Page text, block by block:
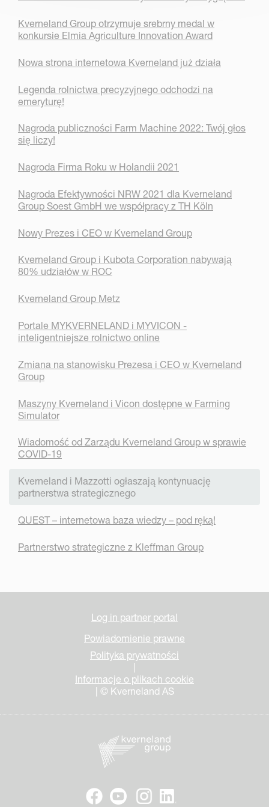
Kverneland Group otrzymuje srebrny medal w
konkursie Elmia Agriculture Innovation Award
Nowa strona internetowa Kverneland już działa
Legenda rolnictwa precyzyjnego odchodzi na
emeryturę!
Nagroda publiczności Farm Machine 2022: Twój głos
się liczy!
Nagroda Firma Roku w Holandii 2021
Nagroda Efektywności NRW 2021 dla Kverneland
Group Soest GmbH we współpracy z TH Köln
Nowy Prezes i CEO w Kverneland Group
Kverneland Group i Kubota Corporation nabywają
80% udziałów w ROC
Kverneland Group Metz
Portale MYKVERNELAND i MYVICON -
inteligentniejsze rolnictwo online
Zmiana na stanowisku Prezesa i CEO w Kverneland
Group
Maszyny Kverneland i Vicon dostępne w Farming
Simulator
Wiadomość od Zarządu Kverneland Group w sprawie
COVID-19
Kverneland i Mazzotti ogłaszają kontynuację
partnerstwa strategicznego
QUEST – internetowa baza wiedzy – pod ręką!
Partnerstwo strategiczne z Kleffman Group
Log in partner portal
Powiadomienie prawne
Polityka prywatności
|
Informacje o plikach cookie
| © Kverneland AS